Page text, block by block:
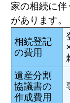
家の相続に
があります。
相続登記
の費用
遺産分割
協議書の
作成費用